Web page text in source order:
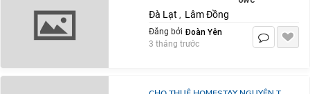
Đà Lạt , Lâm Đồng
Đăng bởi Đoàn Yên
3 tháng trước